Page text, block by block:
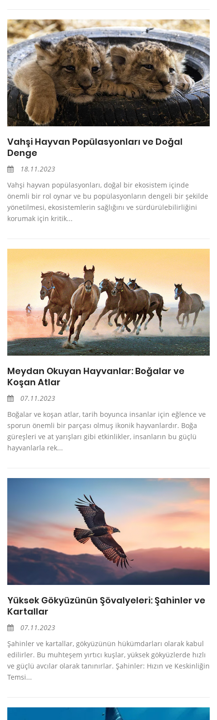
Vahşi Hayvan Popülasyonları ve Doğal
Denge
18.11.2023
Vahşi hayvan popülasyonları, doğal bir ekosistem içinde
önemli bir rol oynar ve bu popülasyonların dengeli bir şekilde
yönetilmesi, ekosistemlerin sağlığını ve sürdürülebilirliğini
korumak için kritik...
Meydan Okuyan Hayvanlar: Boğalar ve
Koşan Atlar
07.11.2023
Boğalar ve koşan atlar, tarih boyunca insanlar için eğlence ve
sporun önemli bir parçası olmuş ikonik hayvanlardır. Boğa
güreşleri ve at yarışları gibi etkinlikler, insanların bu güçlü
hayvanlarla rek...
Yüksek Gökyüzünün Şövalyeleri: Şahinler ve
Kartallar
07.11.2023
Şahinler ve kartallar, gökyüzünün hükümdarları olarak kabul
edilirler. Bu muhteşem yırtıcı kuşlar, yüksek gökyüzlerde hızlı
ve güçlü avcılar olarak tanınırlar. Şahinler: Hızın ve Keskinliğin
Temsi...